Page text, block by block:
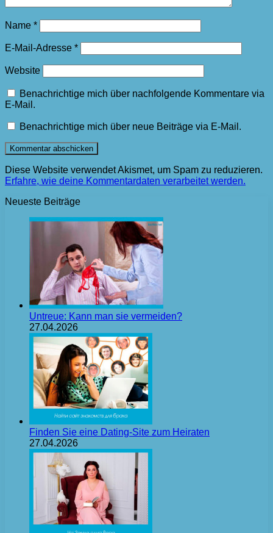
Name *
E-Mail-Adresse *
Website
Benachrichtige mich über nachfolgende Kommentare via
E-Mail.
Benachrichtige mich über neue Beiträge via E-Mail.
Diese Website verwendet Akismet, um Spam zu reduzieren.
Erfahre, wie deine Kommentardaten verarbeitet werden.
Neueste Beiträge
Untreue: Kann man sie vermeiden?
27.04.2026
Finden Sie eine Dating-Site zum Heiraten
27.04.2026